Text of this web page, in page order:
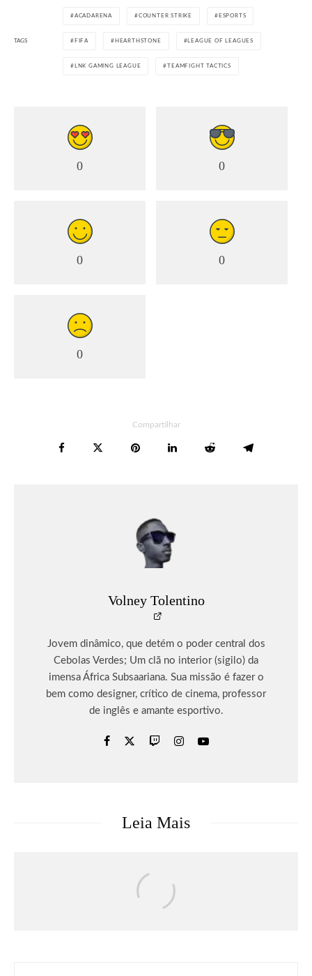
TAGS
ACADARENA COUNTER STRIKE ESPORTS
FIFA HEARTHSTONE LEAGUE OF LEAGUES
LNK GAMING LEAGUE TEAMFIGHT TACTICS
0 0
0 0
0
Compartilhar
Volney Tolentino
Jovem dinâmico, que detém o poder central dos
Cebolas Verdes; Um clã no interior (sigilo) da
imensa África Subsaariana. Sua missão é fazer o
bem como designer, crítico de cinema, professor
de inglês e amante esportivo.
Leia Mais
Games Riot Games
CBLOL revive rivalidade histórica entre